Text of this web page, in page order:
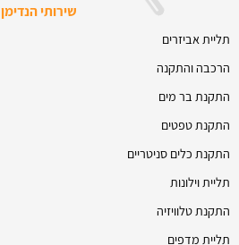
שירותי הנדימן
תליית אביזרים
הרכבה והתקנה
התקנת בר מים
התקנת טפטים
התקנת כלים סניטריים
תליית וילונות
התקנת טלוויזיה
תליית מדפים